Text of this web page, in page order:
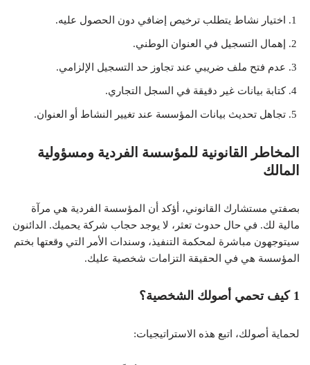
اختيار نشاط يتطلب ترخيص إضافي دون الحصول عليه.
إهمال التسجيل في العنوان الوطني.
عدم فتح ملف ضريبي عند تجاوز حد التسجيل الإلزامي.
كتابة بيانات غير دقيقة في السجل التجاري.
تجاهل تحديث بيانات المؤسسة عند تغيير النشاط أو العنوان.
المخاطر القانونية للمؤسسة الفردية ومسؤولية
المالك
بصفتي مستشارك القانوني، أؤكد أن المؤسسة الفردية هي مرآة
مالية لك. في حال حدوث تعثر، لا يوجد حجاب شركة يحميك. الدائنون
سيتوجهون مباشرة لمحكمة التنفيذ، وسندات الأمر التي وقعتها بختم
المؤسسة هي في الحقيقة التزامات شخصية عليك.
1 كيف تحمي أصولك الشخصية؟
لحماية أصولك، اتبع هذه الاستراتيجيات: